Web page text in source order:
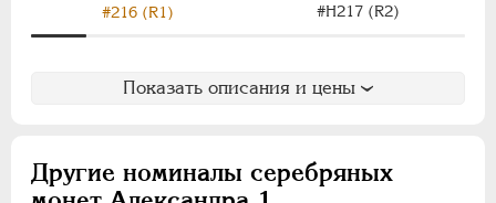
#216 (R1) #Н217 (R2)
Показать описания и цены
Другие номиналы серебряных